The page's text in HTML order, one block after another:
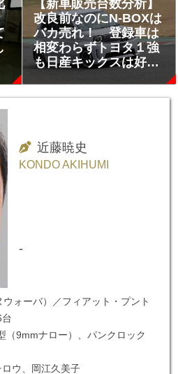
【新車販売台数分析】
改良前なのにN-BOXは
バカ売れ！ 登録車は
相変わらずトヨタ１強
も日産キックスは好調
近藤暁史
KONDO AKIHUMI
-
ォーバ）／フィアット・プント
（9mmナロー）、パンクロック
ウ、岡江久美子